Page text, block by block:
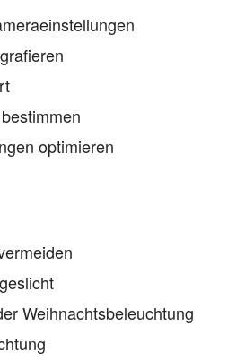
optimieren
Weihnachtsbeleuchtung